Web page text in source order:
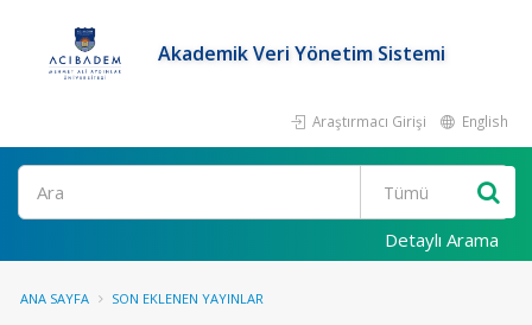
Akademik Veri Yönetim Sistemi
Araştırmacı Girişi English
Ara
Detaylı Arama
ANA SAYFA SON EKLENEN YAYINLAR